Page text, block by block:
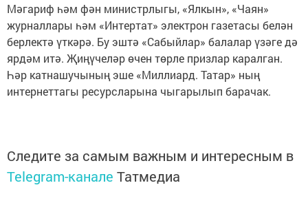
Мәгариф һәм фән министрлыгы, «Ялкын», «Чаян»
журналлары һәм «Интертат» электрон газетасы белән
берлектә үткәрә. Бу эштә «Сабыйлар» балалар үзәге дә
ярдәм итә. Җиңүчеләр өчен төрле призлар каралган.
Һәр катнашучының эше «Миллиард. Татар» ның
интернеттагы ресурсларына чыгарылып барачак.
Следите за самым важным и интересным в
Telegram-канале Татмедиа